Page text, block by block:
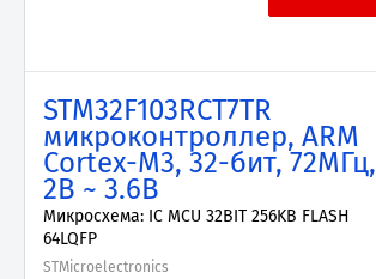
STM32F103RCT7TR
микроконтроллер, ARM
Cortex-M3, 32-бит, 72МГц,
2В ~ 3.6В
Микросхема: IC MCU 32BIT 256KB FLASH
64LQFP
STMicroelectronics